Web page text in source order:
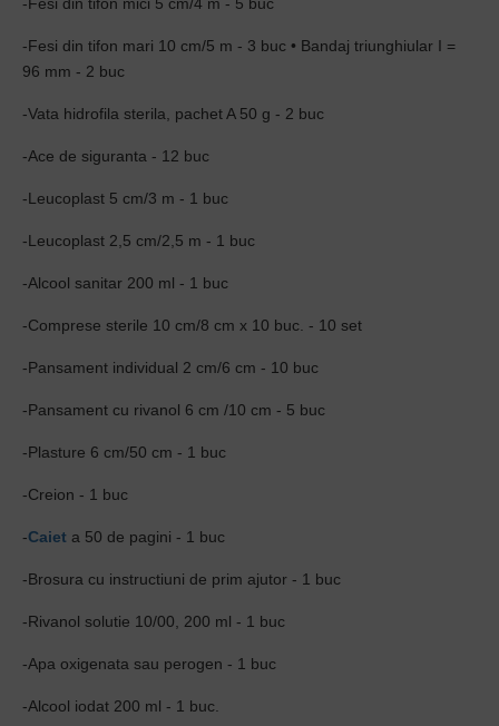
-Fesi din tifon mari 10 cm/5 m - 3 buc • Bandaj triunghiular I =
96 mm - 2 buc
-Vata hidrofila sterila, pachet A 50 g - 2 buc
-Ace de siguranta - 12 buc
-Leucoplast 5 cm/3 m - 1 buc
-Leucoplast 2,5 cm/2,5 m - 1 buc
-Alcool sanitar 200 ml - 1 buc
-Comprese sterile 10 cm/8 cm x 10 buc. - 10 set
-Pansament individual 2 cm/6 cm - 10 buc
-Pansament cu rivanol 6 cm /10 cm - 5 buc
-Plasture 6 cm/50 cm - 1 buc
-Creion - 1 buc
-Caiet a 50 de pagini - 1 buc
-Brosura cu instructiuni de prim ajutor - 1 buc
-Rivanol solutie 10/00, 200 ml - 1 buc
-Apa oxigenata sau perogen - 1 buc
-Alcool iodat 200 ml - 1 buc.